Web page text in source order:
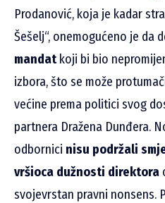
Prodanović, koja je kadar
Šešelj“, onemogućeno je da
mandatkoji bi bio
izbora, što se može
većine prema politici svog
partnera Dražena Dunđera.
odbornici nisu podržali
vršioca dužnosti direktora
svojevrstan pravni nonsens.